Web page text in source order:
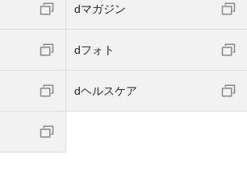
dマガジン
dフォト
dヘルスケア